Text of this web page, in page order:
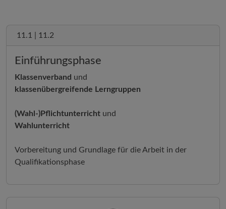
11.1 | 11.2
Einführungsphase
Klassenverband und
klassenübergreifende Lerngruppen
(Wahl-)Pflichtunterricht und
Wahlunterricht
Vorbereitung und Grundlage für die Arbeit in der
Qualifikationsphase